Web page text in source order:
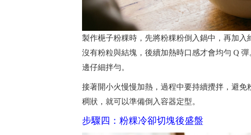
製作梔子粉粿時，先將粉粿粉倒入鍋中，再加入
沒有粉粒與結塊，後續加熱時口感才會均勻 Q
邊仔細拌勻。
接著開小火慢慢加熱，過程中要持續攪拌，避
稠狀，就可以準備倒入容器定型。
步驟四：粉粿冷卻切塊後盛盤